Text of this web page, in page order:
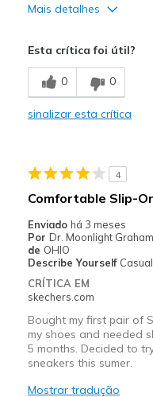
Mais detalhes
Breathe Well
Comfortable
Stylish
Casual Wear
Going Out
Special Occasions
Width
Sizing
Esta crítica foi útil?
0 0
sinalizar esta crítica
4
Comfortable Slip-
Enviado há 3 meses
Por Dr. Moonlight Graham
de OHIO
Describe Yourself Casual
CRÍTICA EM
skechers.com
Bought my first pair of
my shoes and needed
5 months. Decided to
sneakers this sumer.
Mostrar tradução